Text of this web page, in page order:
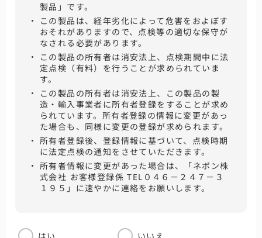
製品」です。
この製品は、経年劣化によって危害をおよぼす
おそれがありますので、点検等の適切な保守が
なされる必要があります。
この製品の所有者は消安法上、点検期間中に法
定点検（有料）を行うことが求められていま
す。
この製品の所有者は消安法上、この製品の製
造・輸入事業者に所有者登録をすることが求め
られています。所有者登録の情報に変更があっ
た場合も、同様に変更の登録が求められます。
所有者登録後、登録情報に基づいて、点検時期
に法定点検の通知をさせていただきます。
所有者情報に変更があった場合は、「ネポン株
式会社 お客様登録係 TEL ０４６－２４７－３
１９５ 」に速やかに連絡をお願いします。